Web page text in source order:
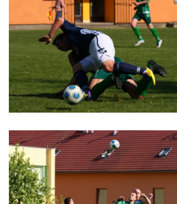
KNIHOVNÍ ŘÁD
HRY, KVÍZY, VZDĚLÁVÁNÍ ON-LINE
Obecní